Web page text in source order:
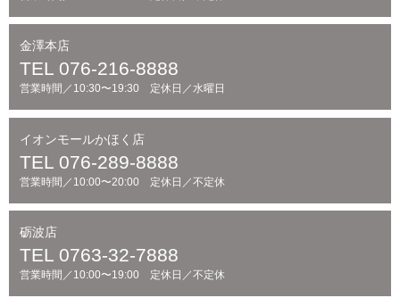
金澤本店
TEL 076-216-8888
営業時間／10:30〜19:30 定休日／水曜日
イオンモールかほく店
TEL 076-289-8888
営業時間／10:00〜20:00 定休日／不定休
砺波店
TEL 0763-32-7888
営業時間／10:00〜19:00 定休日／不定休